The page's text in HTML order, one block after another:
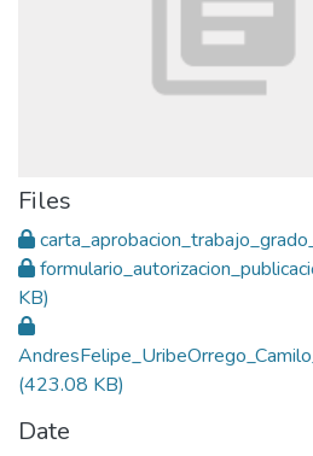
Files
KB)
(423.08 KB)
Date